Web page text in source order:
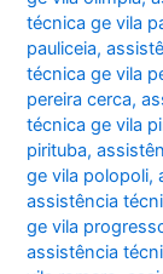
técnica ge vila
pauliceia,
técnica ge vila
pereira cerca,
técnica ge vila
pirituba,
ge vila polopoli,
assistência
ge vila
assistência